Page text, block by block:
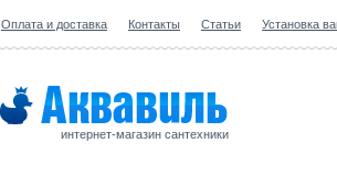
Оплата и доставка Контакты Статьи Установка
интернет-магазин сантехники